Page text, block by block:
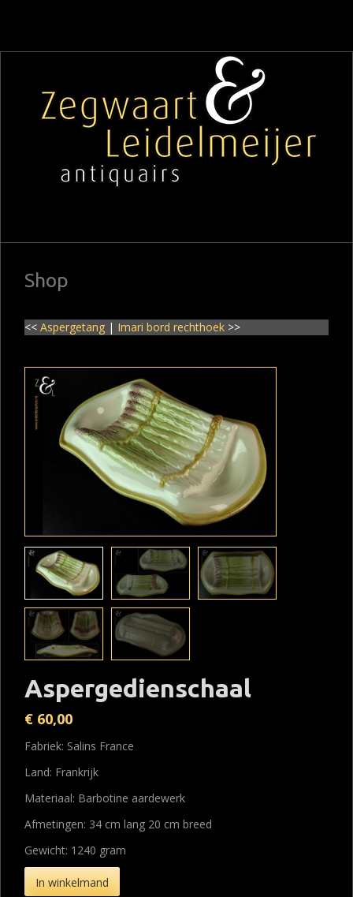
Shop
<< Aspergetang | Imari bord rechthoek >>
Aspergedienschaal
€ 60,00
Fabriek: Salins France
Land: Frankrijk
Materiaal: Barbotine aardewerk
Afmetingen: 34 cm lang 20 cm breed
Gewicht: 1240 gram
In winkelmand